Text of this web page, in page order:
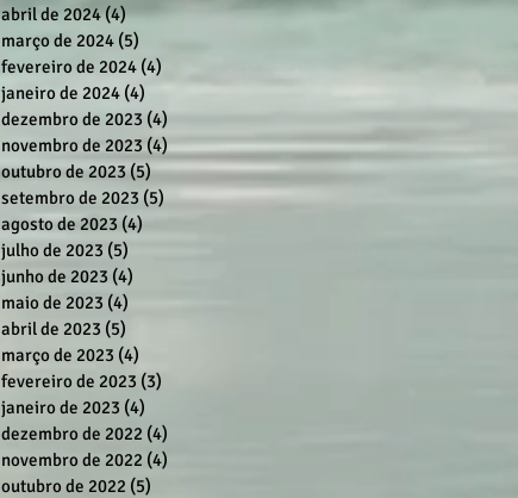
abril de 2024(4)4 posts
março de 2024 (5)
fevereiro de 2024 (4)
janeiro de 2024 (4)
dezembro de 2023 (4)
novembro de 2023 (4)4 posts
outubro de 2023(5)5 posts
setembro de 2023 (5) 5 posts
agosto de 2023 (4)
julho de 2023 (5)
junho de 2023 (4)
maio de 2023 (4)
abril de 2023 (5)
março de 2023 (4)
fevereiro de 2023 (3)
janeiro de 2023 (4)
dezembro de 2022 (4)
novembro de 2022 (4)
outubro de 2022 (5)